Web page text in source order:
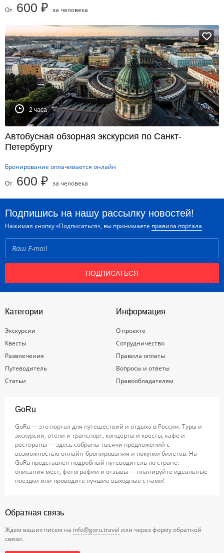
От 600 ₽ за человека
2 часа
Автобусная обзорная экскурсия по Санкт-
Петербургу
Бронирование оплачивается онлайн
От 600 ₽ за человека
Подпишись на нашу рассылку новостей!
Нажимая кнопку «Подписаться», вы принимаете правила портала
ПОДПИСАТЬСЯ
Категории
Экскурсии
Квесты
Развлечения
Путеводитель
Статьи
Информация
О проекте
Сотрудничество
Правила оплаты
Вопросы и ответы
Правообладателям
GoRu
GoRu — это портал для путешествий и отдыха в России. Туры и
экскурсии, отели и транспорт, концерты и квесты, кафе и
рестораны — здесь собраны тысячи предложений с
возможностью онлайн-бронирования и покупки билетов. На
GoRu представлен подробный путеводитель по стране:
описания мест, фотографии и отзывы — планируйте идеальные
поездки или проводите лучшие выходные с нами!
Обратная связь
Ждем ваших писем на info@goru.travel или через форму обратной
связи.